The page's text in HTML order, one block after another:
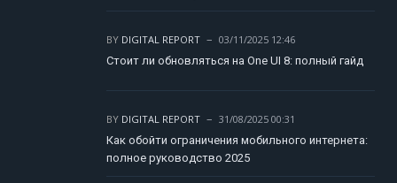
BY DIGITAL REPORT
03/11/2025 12:46
Стоит ли обновляться на One UI 8: полный гайд
BY DIGITAL REPORT
31/08/2025 00:31
Как обойти ограничения мобильного интернета:
полное руководство 2025